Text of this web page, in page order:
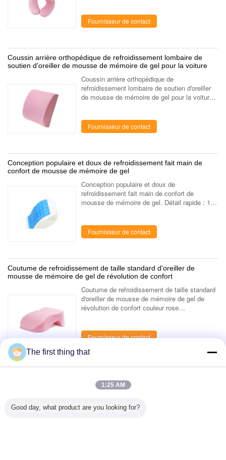
Fournisseur de contact
Coussin arrière orthopédique de refroidissement lombaire de
soutien d'oreiller de mousse de mémoire de gel pour la voiture
Coussin arrière orthopédique de
refroidissement lombaire de soutien d'oreiller
de mousse de mémoire de gel pour la voiture
Fournisseur de contact
Conception populaire et doux de refroidissement fait main de
confort de mousse de mémoire de gel
Conception populaire et doux de
refroidissement fait main de confort de
mousse de mémoire de gel. Détail rapide : 1.
Fournisseur de contact
Coutume de refroidissement de taille standard d'oreiller de
mousse de mémoire de gel de révolution de confort
Coutume de refroidissement de taille standard
d'oreiller de mousse de mémoire de gel de
révolution de confort couleur rose
Fournisseur de contact
1 / 4
Regardez tout le > de produits ;
The first thing that
1:25 AM
Good day, what product are you looking for?